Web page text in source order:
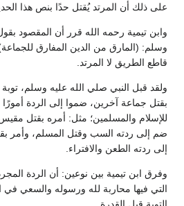
على ذلك أن المرتد يُقتل حدًا بنص هذا
وابن تيمية رحمه الله قرر أن المقصود
وسلم: (المارق من الدين المفارق
قاطع الطريق لا المرتد.
ولقد قبل النبي صلي الله عليه وسلم،
بقتل جماعة آخرين، ضموا إلى الردة
للإسلام والمسلمين؛ مثل: أمره بقتل مقيس
ضم إلى ردته السب وقتل المسلم، وأمر
إلى ردته الطعن والافتراء.
وفرق ابن تيمية بين نوعين: أن الردة
التي فيها محاربة لله ورسوله والسعي في